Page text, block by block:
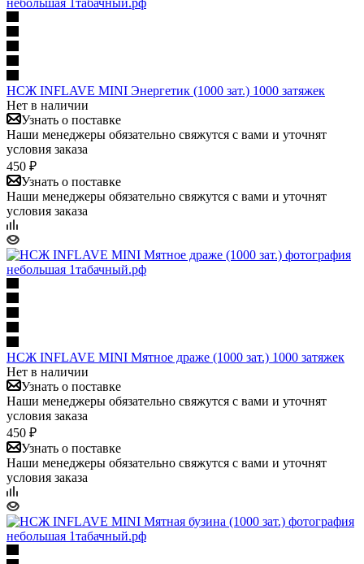
НСЖ INFLAVE MINI Энергетик (1000 зат.) 1000 затяжек
Нет в наличии
Узнать о поставке
Наши менеджеры обязательно свяжутся с вами и уточнят
условия заказа
450 ₽
Узнать о поставке
Наши менеджеры обязательно свяжутся с вами и уточнят
условия заказа
НСЖ INFLAVE MINI Мятное драже (1000 зат.) 1000 затяжек
Нет в наличии
Узнать о поставке
Наши менеджеры обязательно свяжутся с вами и уточнят
условия заказа
450 ₽
Узнать о поставке
Наши менеджеры обязательно свяжутся с вами и уточнят
условия заказа